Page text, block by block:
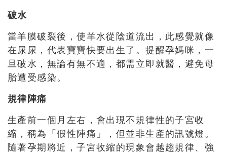
破水
當羊膜破裂後，使羊水從陰道流出，此感覺就像
在尿尿，代表寶寶快要出生了。提醒孕媽咪，一
旦破水，無論有無不適，都需立即就醫，避免母
胎遭受感染。
規律陣痛
生產前一個月左右，會出現不規律性的子宮收
縮，稱為「假性陣痛」，但並非生產的訊號燈。
隨著孕期將近，子宮收縮的現象會越趨規律、強